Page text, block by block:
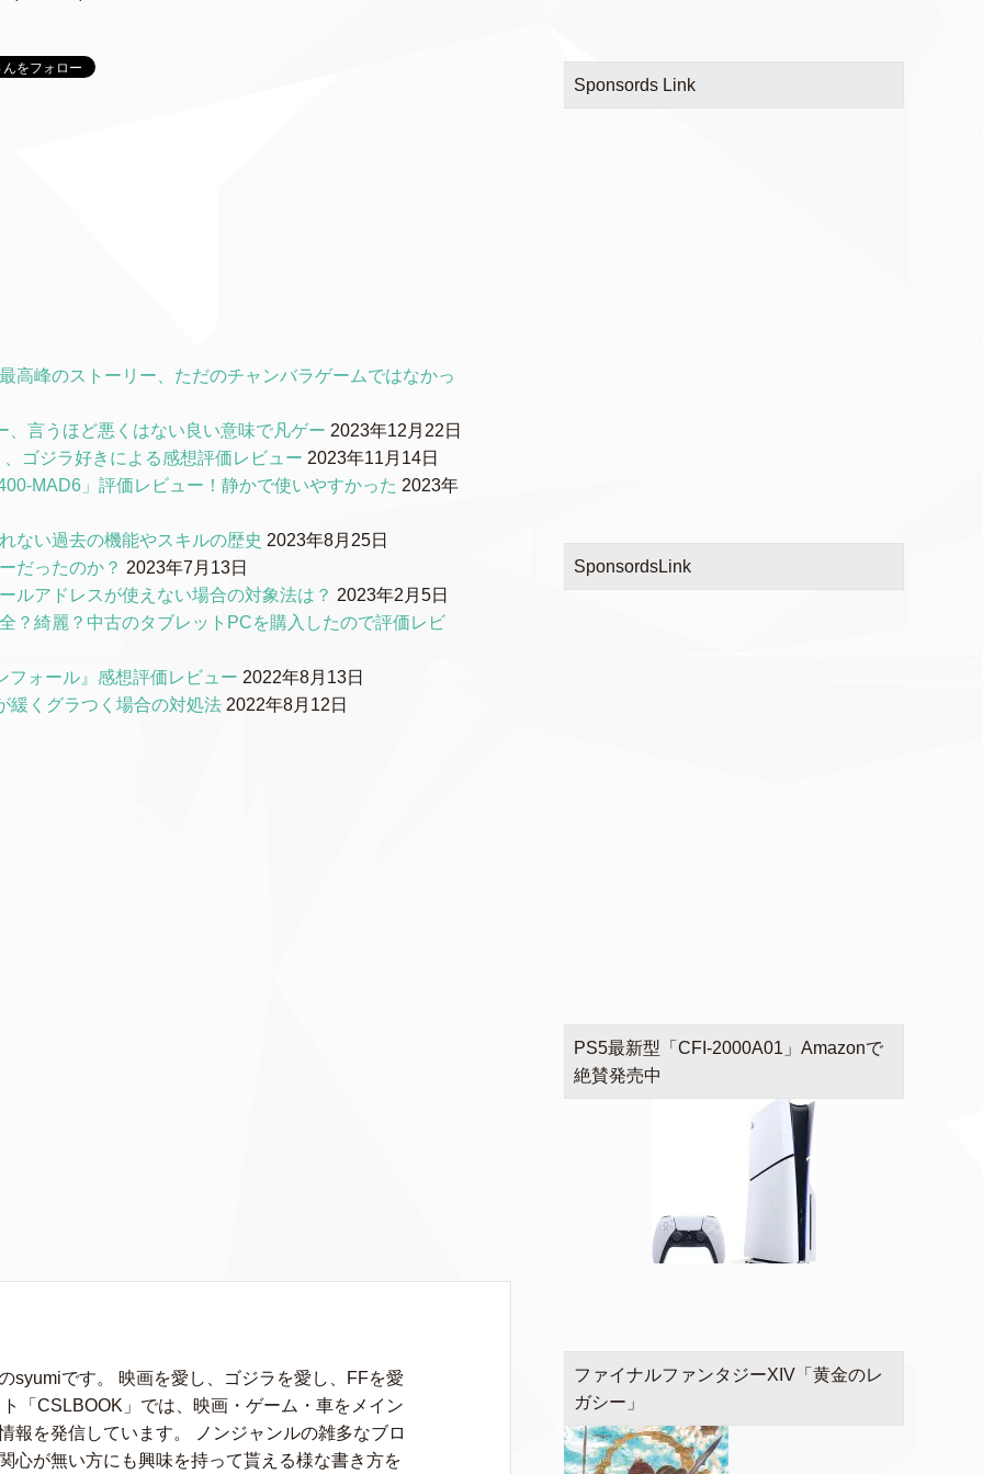
高峰のストーリー、ただのチャンバラゲームではなかっ
言うほど悪くはない良い意味で凡ゲー 2023年12月22日
ゴジラ好きによる感想評価レビュー 2023年11月14日
MAD6」評価レビュー！静かで使いやすかった 2023年
ない過去の機能やスキルの歴史 2023年8月25日
だったのか？ 2023年7月13日
ルアドレスが使えない場合の対象法は？ 2023年2月5日
？綺麗？中古のタブレットPCを購入したので評価レビ
フォール』感想評価レビュー 2022年8月13日
緩くグラつく場合の対処法 2022年8月12日
syumiです。 映画を愛し、ゴジラを愛し、FFを愛
「CSLBOOK」では、映画・ゲーム・車をメイン
報を発信しています。 ノンジャンルの雑多なブロ
心が無い方にも興味を持って貰える様な書き方を
Sponsords Link
SponsordsLink
PS5最新型「CFI-2000A01」Amazonで
絶賛発売中
ファイナルファンタジーXIV「黄金のレ
ガシー」